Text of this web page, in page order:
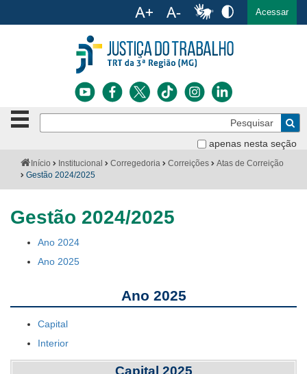
Ir para o menu Ir para a busca Ir para o rodapé
Acessar
apenas nesta seção
Botão
de
clique
ou
fechar
Notícias
Serviços
Jurisprudência
Transparência
Ouvidoria
Contato
Você
está
Início Institucional Corregedoria Correições
Atas de Correição
Gestão 2024/2025
Gestão 2024/2025
Aviso
com
legendas
Ano 2024
Ano 2025
Ano 2025
Capital
Interior
Capital 2025